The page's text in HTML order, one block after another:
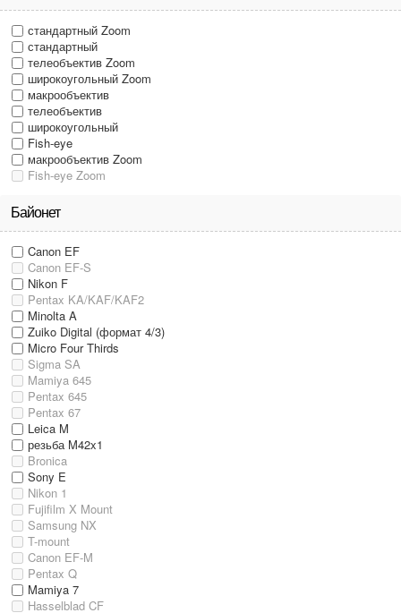
стандартный Zoom
стандартный
телеобъектив Zoom
широкоугольный Zoom
макрообъектив
телеобъектив
широкоугольный
Fish-eye
макрообъектив Zoom
Fish-eye Zoom
Байонет
Canon EF
Canon EF-S
Nikon F
Pentax KA/KAF/KAF2
Minolta A
Zuiko Digital (формат 4/3)
Micro Four Thirds
Sigma SA
Mamiya 645
Pentax 645
Pentax 67
Leica M
резьба M42x1
Bronica
Sony E
Nikon 1
Fujifilm X Mount
Samsung NX
T-mount
Canon EF-M
Pentax Q
Mamiya 7
Hasselblad CF